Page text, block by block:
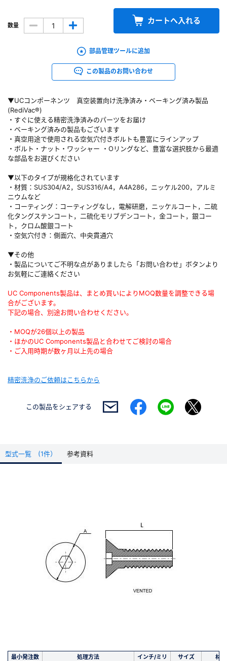
▼UCコンポーネンツ 真空装置向け洗浄済み・ベーキング済み製品
(RediVac®)
・すぐに使える精密洗浄済みのパーツをお届け
・ベーキング済みの製品もございます
・真空用途で使用される空気穴付きボルトも豊富にラインアップ
・ボルト・ナット・ワッシャー ・Oリングなど、豊富な選択肢から最適
な部品をお選びください
▼以下のタイプが規格化されています
・材質：SUS304/A2，SUS316/A4，A4A286，ニッケル200，アルミ
ニウムなど
・コーティング：コーティングなし，電解研磨，ニッケルコート，二硫
化タングステンコート，二硫化モリブデンコート，金コート，銀コー
ト，クロム酸銀コート
・空気穴付き：側面穴、中央貫通穴
▼その他
・製品についてご不明な点がありましたら「お問い合わせ」ボタンより
お気軽にご連絡ください
UC Components製品は、まとめ買いによりMOQ数量を調整できる場
合がございます。
下記の場合、別途お問い合わせください。
・MOQが26個以上の製品
・ほかのUC Components製品と合わせてご検討の場合
・ご入用時期が数ヶ月以上先の場合
精密洗浄のご依頼はこちらから
数量 カートへ入れる
部品管理ツールに追加
この製品のお問い合わせ
この製品をシェアする
型式一覧 (1件） 参考資料
最小発注数 処理方法 インチ/ミリ サイズ 材質
※メールアドレスを忘れた方は、お問い合わせページよりお問い合わせくださ